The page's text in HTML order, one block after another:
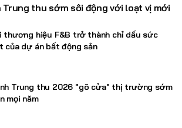
thu sớm sôi động với loạt vị mới
thương hiệu F&B trở thành chỉ dấu sức
của dự án bất động sản
Trung thu 2026 "gõ cửa" thị trường sớm
mọi năm